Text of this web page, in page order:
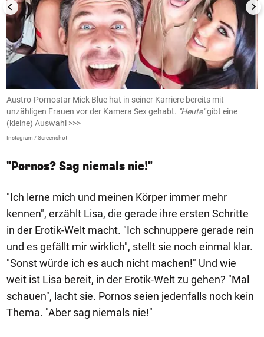
Austro-Pornostar Mick Blue hat in seiner Karriere bereits mit
unzähligen Frauen vor der Kamera Sex gehabt. "Heute"gibt eine
(kleine) Auswahl >>>
Instagram / Screenshot
"Pornos? Sag niemals nie!"
"Ich lerne mich und meinen Körper immer mehr
kennen", erzählt Lisa, die gerade ihre ersten Schritte
in der Erotik-Welt macht. "Ich schnuppere gerade rein
und es gefällt mir wirklich", stellt sie noch einmal klar.
"Sonst würde ich es auch nicht machen!" Und wie
weit ist Lisa bereit, in der Erotik-Welt zu gehen? "Mal
schauen", lacht sie. Pornos seien jedenfalls noch kein
Thema. "Aber sag niemals nie!"